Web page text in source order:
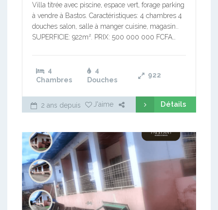
Villa titrée avec piscine, espace vert, forage parking
à vendre à Bastos. Caractéristiques: 4 chambres 4
douches salon, salle à manger cuisine, magasin..
SUPERFICIE: 922m². PRIX: 500 000 000 FCFA…
4
Chambres
4
Douches
922
2 ans depuis J'aime Détails